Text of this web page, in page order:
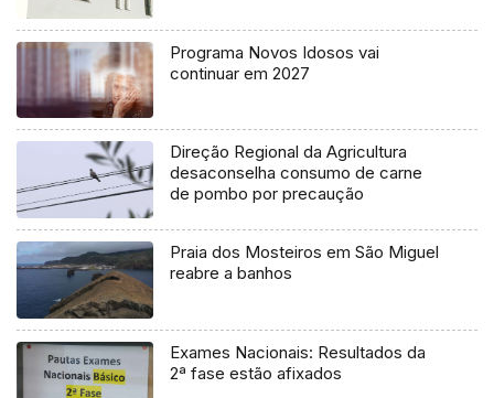
Programa Novos Idosos vai
continuar em 2027
Direção Regional da Agricultura
desaconselha consumo de carne
de pombo por precaução
Praia dos Mosteiros em São Miguel
reabre a banhos
Exames Nacionais: Resultados da
2ª fase estão afixados